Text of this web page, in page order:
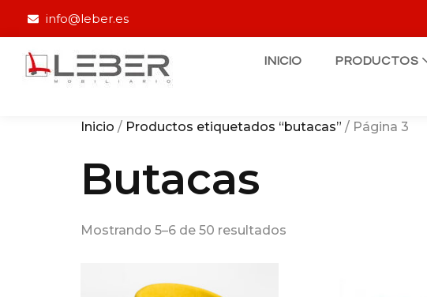
info@leber.es
INICIO PRODUCTOS
Inicio / Productos etiquetados “butacas” / Página 3
Butacas
Mostrando 5–6 de 50 resultados